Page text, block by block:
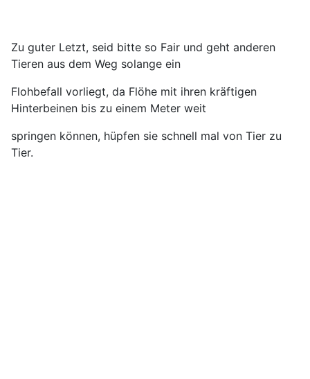
Zu guter Letzt, seid bitte so Fair und geht anderen
Tieren aus dem Weg solange ein
Flohbefall vorliegt, da Flöhe mit ihren kräftigen
Hinterbeinen bis zu einem Meter weit
springen können, hüpfen sie schnell mal von Tier zu
Tier.